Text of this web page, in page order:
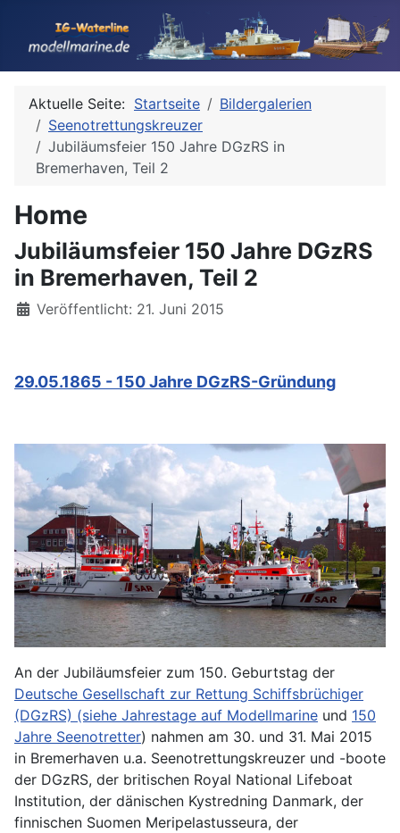
Aktuelle Seite: Startseite
Bildergalerien
Seenotrettungskreuzer
Jubiläumsfeier 150 Jahre DGzRS in
Bremerhaven, Teil 2
Home
Jubiläumsfeier 150 Jahre DGzRS
in Bremerhaven, Teil 2
Details
Veröffentlicht: 21. Juni 2015
29.05.1865 - 150 Jahre DGzRS-Gründung
An der Jubiläumsfeier zum 150. Geburtstag der
Deutsche Gesellschaft zur Rettung Schiffsbrüchiger
(DGzRS) (siehe Jahrestage auf Modellmarine und 150
Jahre Seenotretter) nahmen am 30. und 31. Mai 2015
in Bremerhaven u.a. Seenotrettungskreuzer und -boote
der DGzRS, der britischen Royal National Lifeboat
Institution, der dänischen Kystredning Danmark, der
finnischen Suomen Meripelastusseura, der